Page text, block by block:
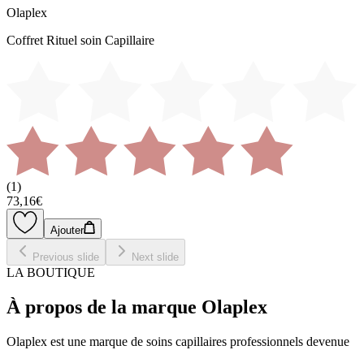
Olaplex
Coffret Rituel soin Capillaire
(1)
73,16€
Ajouter
Previous slide Next slide
LA BOUTIQUE
À propos de la marque Olaplex
Olaplex est une marque de soins capillaires professionnels devenue